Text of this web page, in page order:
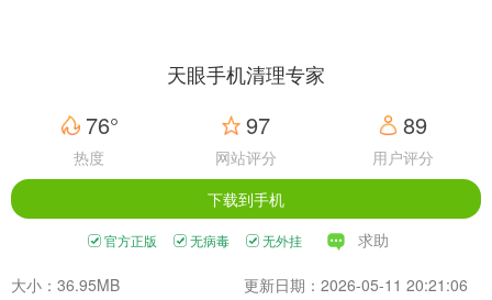
天眼手机清理专家
76°
热度
97
网站评分
89
用户评分
下载到手机
官方正版 无病毒 无外挂 求助
大小：36.95MB
更新日期：2026-05-11 20:21:06